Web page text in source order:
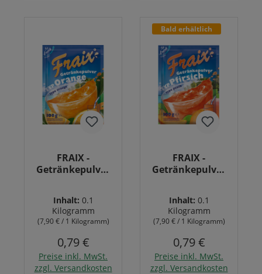
FRAIX -
Getränkepulver
Inhalt: 0.1
Kilogramm
(7,90 € / 1 Kilogramm)
0,79 €
Preise inkl. MwSt.
zzgl. Versandkosten
In den Warenkorb
Bald erhältlich
FRAIX -
Getränkepulver
Inhalt: 0.1
Kilogramm
(7,90 € / 1 Kilogramm)
0,79 €
Preise inkl. MwSt.
zzgl. Versandkosten